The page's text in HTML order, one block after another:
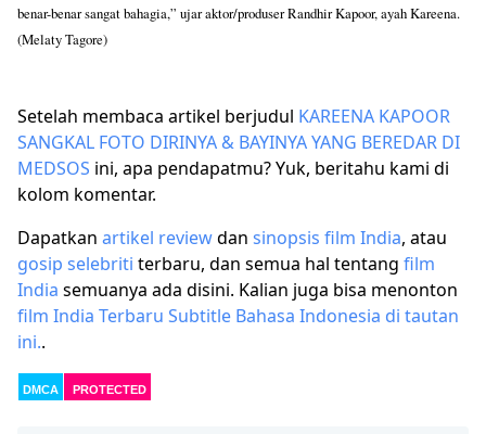
benar-benar sangat bahagia,” ujar aktor/produser Randhir Kapoor, ayah Kareena.
(Melaty Tagore)
Setelah membaca artikel berjudul KAREENA KAPOOR
SANGKAL FOTO DIRINYA & BAYINYA YANG BEREDAR DI
MEDSOS ini, apa pendapatmu? Yuk, beritahu kami di
kolom komentar.
Dapatkan artikel reviewdan sinopsis film India, atau
gosip selebriti terbaru, dan semua hal tentang film
India semuanya ada disini. Kalian juga bisa menonton
film India Terbaru Subtitle Bahasa Indonesia di tautan
ini..
DMCA PROTECTED